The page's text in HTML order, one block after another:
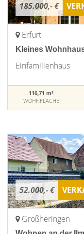
185.000,- €
Erfurt
Kleines
Einfamilienhaus
116,71 m²
WOHNFLÄCHE
52.000,- €
Großheringen